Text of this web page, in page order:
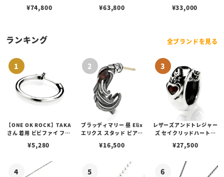
ールリング ダイヤモンド
¥74,800 ¥63,800 ¥33,000
ランキング 全ブランドを見る
【ONE OK ROCK】TAKA
さん 着用 ビビファイ フー
¥5,280
ブラッディマリー 昼 Elix
エリクス スタッド ピアス
¥16,500
レザーズアンドトレジャー
ズ セイクリッドハートピ
¥27,500